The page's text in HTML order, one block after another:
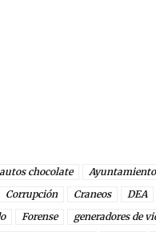
autos chocolate
Corrupción Craneos DEA
Forense generadores de